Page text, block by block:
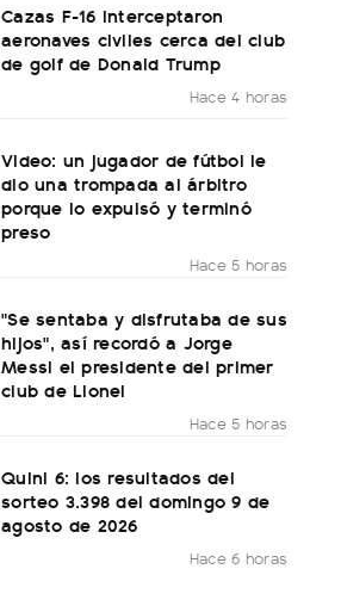
Cazas F-16 interceptaron
aeronaves civiles cerca del club
de golf de Donald Trump
Hace 4 horas
Video: un jugador de fútbol le
dio una trompada al árbitro
porque lo expulsó y terminó
preso
Hace 5 horas
"Se sentaba y disfrutaba de sus
hijos", así recordó a Jorge
Messi el presidente del primer
club de Lionel
Hace 5 horas
Quini 6: los resultados del
sorteo 3.398 del domingo 9 de
agosto de 2026
Hace 6 horas